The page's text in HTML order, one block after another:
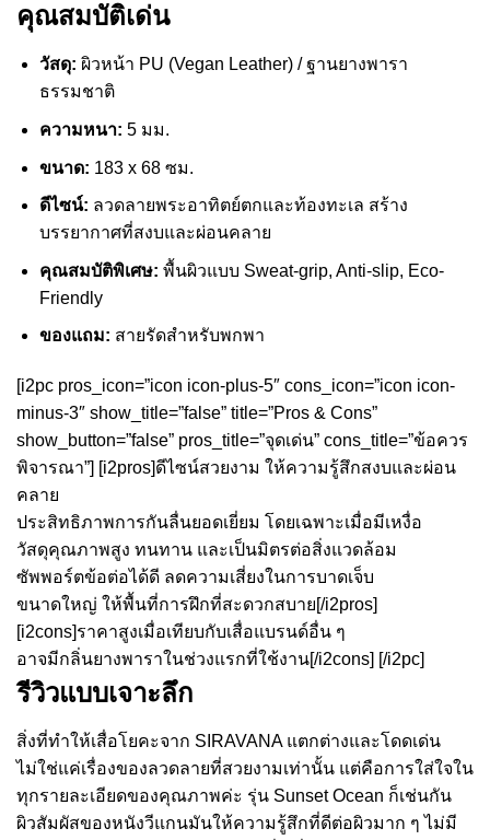
คุณสมบัติเด่น
วัสดุ: ผิวหน้า PU (Vegan Leather) / ฐานยางพารา
ธรรมชาติ
ความหนา: 5 มม.
ขนาด: 183 x 68 ซม.
ดีไซน์: ลวดลายพระอาทิตย์ตกและท้องทะเล สร้าง
บรรยากาศที่สงบและผ่อนคลาย
คุณสมบัติพิเศษ: พื้นผิวแบบ Sweat-grip, Anti-slip, Eco-
Friendly
ของแถม: สายรัดสำหรับพกพา
[i2pc pros_icon=”icon icon-plus-5″ cons_icon=”icon icon-
minus-3″ show_title=”false” title=”Pros & Cons”
show_button=”false” pros_title=”จุดเด่น” cons_title=”ข้อควร
พิจารณา”] [i2pros]ดีไซน์สวยงาม ให้ความรู้สึกสงบและผ่อน
คลาย
ประสิทธิภาพการกันลื่นยอดเยี่ยม โดยเฉพาะเมื่อมีเหงื่อ
วัสดุคุณภาพสูง ทนทาน และเป็นมิตรต่อสิ่งแวดล้อม
ซัพพอร์ตข้อต่อได้ดี ลดความเสี่ยงในการบาดเจ็บ
ขนาดใหญ่ ให้พื้นที่การฝึกที่สะดวกสบาย[/i2pros]
[i2cons]ราคาสูงเมื่อเทียบกับเสื่อแบรนด์อื่น ๆ
อาจมีกลิ่นยางพาราในช่วงแรกที่ใช้งาน[/i2cons] [/i2pc]
รีวิวแบบเจาะลึก
สิ่งที่ทำให้เสื่อโยคะจาก SIRAVANA แตกต่างและโดดเด่น
ไม่ใช่แค่เรื่องของลวดลายที่สวยงามเท่านั้น แต่คือการใส่ใจใน
ทุกรายละเอียดของคุณภาพค่ะ รุ่น Sunset Ocean ก็เช่นกัน
ผิวสัมผัสของหนังวีแกนมันให้ความรู้สึกที่ดีต่อผิวมาก ๆ ไม่มี